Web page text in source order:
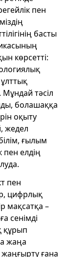
пен
басты
көрсетті:
тәсіл
болашаққа
оқыту
жедел
ғылым
пен елдің
пен
цифрлық
мақсатқа –
сенімді
құрып
жаңа
ғана